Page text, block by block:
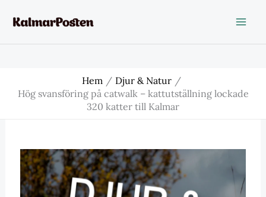
Hem
Djur & Natur
Hög svansföring på catwalk – kattutställning lockade
320 katter till Kalmar